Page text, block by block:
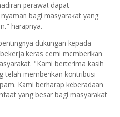
perawat dapat
bagi masyarakat yang
harapnya.
dukungan kepada
keras demi memberikan
"Kami berterima kasih
telah memberikan kontribusi
Kami berharap keberadaan
yang besar bagi masyarakat